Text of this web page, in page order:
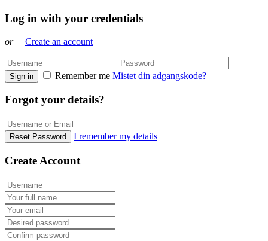
Log in with your credentials
or Create an account
Sign in Remember me Mistet din adgangskode?
Forgot your details?
Reset Password I remember my details
Create Account